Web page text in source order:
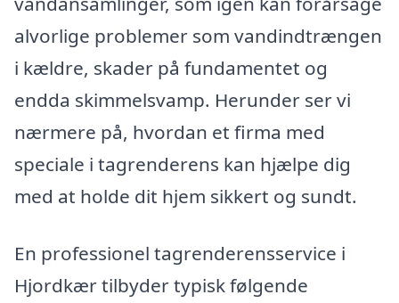
alvorlige problemer som vandindtrængen
i kældre, skader på fundamentet og
endda skimmelsvamp. Herunder ser vi
nærmere på, hvordan et firma med
speciale i tagrenderens kan hjælpe dig
med at holde dit hjem sikkert og sundt.
En professionel tagrenderensservice i
Hjordkær tilbyder typisk følgende